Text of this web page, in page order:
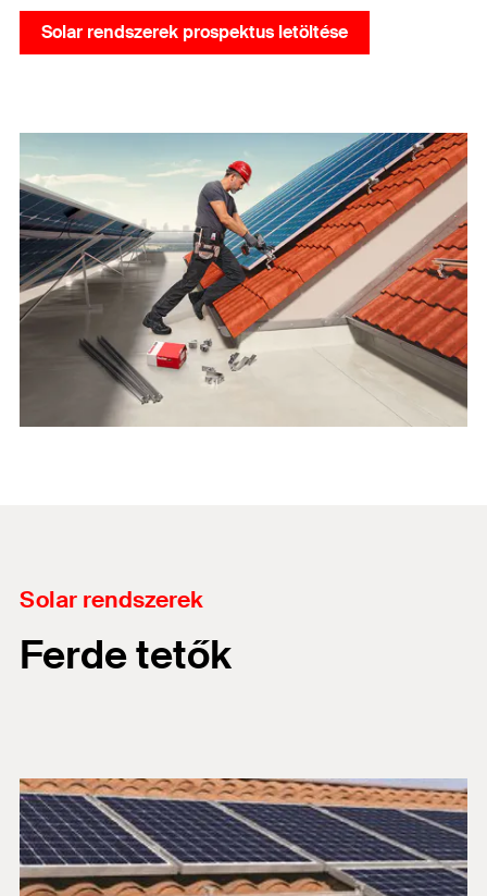
Solar rendszerek prospektus letöltése
Solar rendszerek
Ferde tetők